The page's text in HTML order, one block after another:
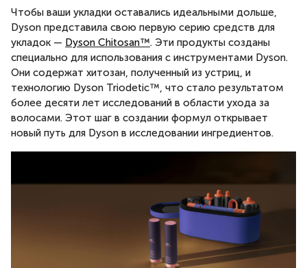
Чтобы ваши укладки оставались идеальными дольше,
Dyson представила свою первую серию средств для
укладок — Dyson Chitosan™. Эти продукты созданы
специально для использования с инструментами Dyson.
Они содержат хитозан, полученный из устриц, и
технологию Dyson Triodetic™, что стало результатом
более десяти лет исследований в области ухода за
волосами. Этот шаг в создании формул открывает
новый путь для Dyson в исследовании ингредиентов.